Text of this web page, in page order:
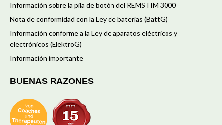
Información sobre la pila de botón del REMSTIM 3000
Nota de conformidad con la Ley de baterías (BattG)
Información conforme a la Ley de aparatos eléctricos y
electrónicos (ElektroG)
Información importante
BUENAS RAZONES